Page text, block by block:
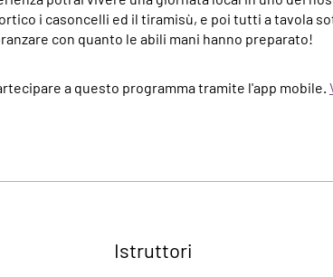
i casoncelli ed il tiramisù, e poi tutti a tavola
con quanto le abili mani hanno preparato!
a questo programma tramite l'app mobile.
Istruttori